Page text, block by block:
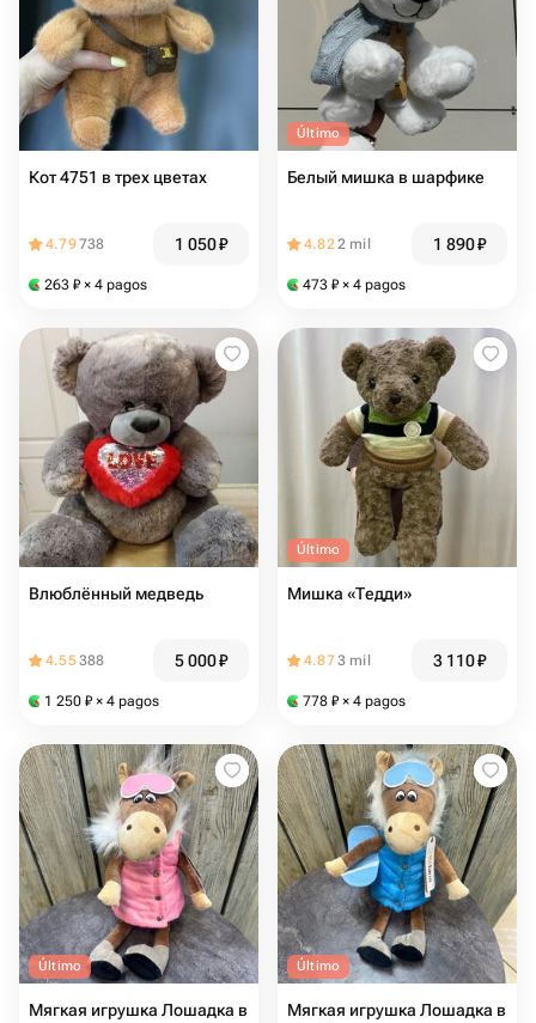
Кот 4751 в трех цветах
4.79738 1 050₽
263 ₽ × 4 pagos
Último
Белый мишка в шарфике
4.822 mil 1 890₽
473 ₽ × 4 pagos
Влюблённый медведь
4.55388 5 000₽
1 250 ₽ × 4 pagos
Último
Мишка «Тедди»
4.873 mil 3 110₽
778 ₽ × 4 pagos
Último
Мягкая игрушка Лошадка в
Último
Мягкая игрушка Лошадка в